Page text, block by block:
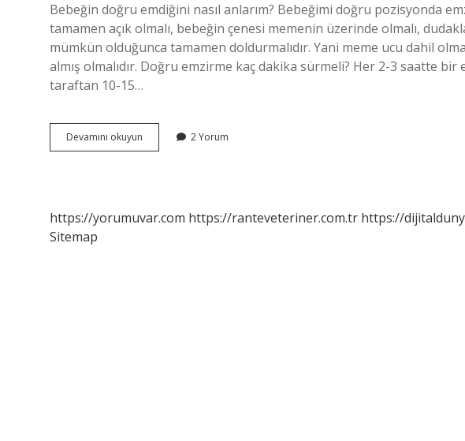
Bebeğin doğru emdiğini nasıl anlarım? Bebeğimi doğru pozisyonda
tamamen açık olmalı, bebeğin çenesi memenin üzerinde olmalı,
mümkün olduğunca tamamen doldurmalıdır. Yani meme ucu dahil
almış olmalıdır. Doğru emzirme kaç dakika sürmeli? Her 2-3 saatte
taraftan 10-15…
Devamını okuyun
Emzirme
2 Yorum
https://yorumuvar.com https://ranteveteriner.com.tr https://
Sitemap